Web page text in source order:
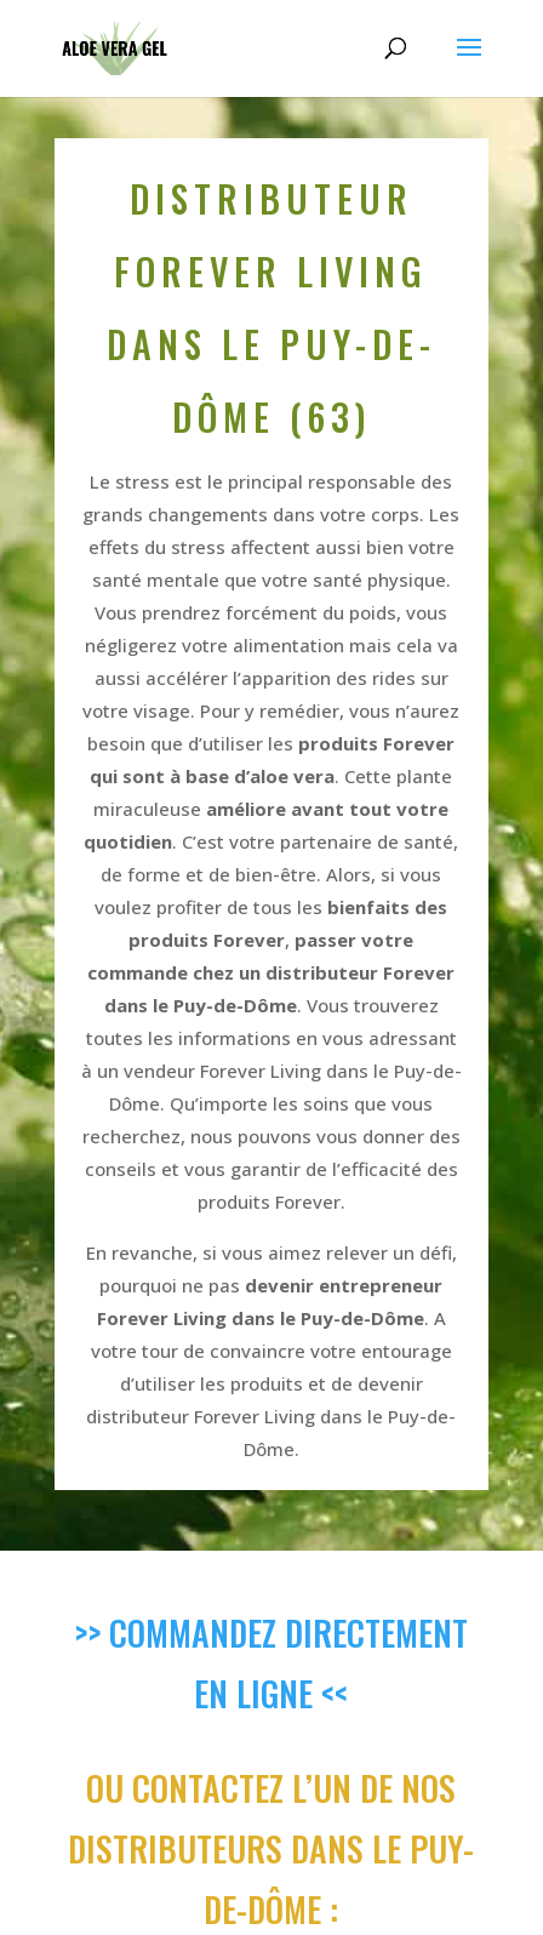
DISTRIBUTEUR
FOREVER LIVING
DANS LE PUY-DE-
DÔME (63)
Le stress est le principal responsable des
grands changements dans votre corps. Les
effets du stress affectent aussi bien votre
santé mentale que votre santé physique.
Vous prendrez forcément du poids, vous
négligerez votre alimentation mais cela va
aussi accélérer l’apparition des rides sur
votre visage. Pour y remédier, vous n’aurez
besoin que d’utiliser les produits Forever
qui sont à base d’aloe vera. Cette plante
miraculeuse améliore avant tout votre
quotidien. C’est votre partenaire de santé,
de forme et de bien-être. Alors, si vous
voulez profiter de tous les bienfaits des
produits Forever, passer votre
commande chez un distributeur Forever
dans le Puy-de-Dôme. Vous trouverez
toutes les informations en vous adressant
à un vendeur Forever Living dans le Puy-de-
Dôme. Qu’importe les soins que vous
recherchez, nous pouvons vous donner des
conseils et vous garantir de l’efficacité des
produits Forever.
En revanche, si vous aimez relever un défi,
pourquoi ne pas devenir entrepreneur
Forever Living dans le Puy-de-Dôme. A
votre tour de convaincre votre entourage
d’utiliser les produits et de devenir
distributeur Forever Living dans le Puy-de-
Dôme.
>> COMMANDEZ DIRECTEMENT
EN LIGNE <<
OU CONTACTEZ L’UN DE NOS
DISTRIBUTEURS DANS LE PUY-
DE-DÔME :